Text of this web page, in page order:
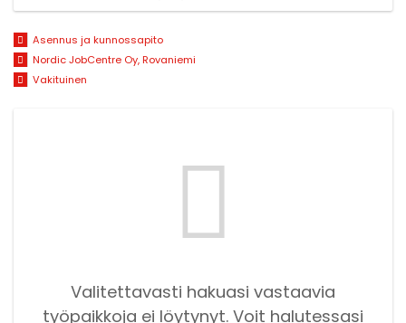
Asennus ja kunnossapito
Nordic JobCentre Oy, Rovaniemi
Vakituinen
Valitettavasti hakuasi vastaavia
työpaikkoja ei löytynyt. Voit halutessasi